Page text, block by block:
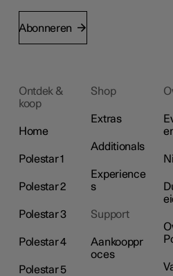
Abonneren
Ontdek &
koop
Home
Polestar 1
Polestar 2
Polestar 3
Polestar 4
Polestar 5
Shop
Extras
Additionals
Experience
s
Support
Aankooppr
oces